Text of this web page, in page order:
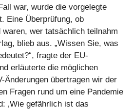
war, wurde die vorgelegte
Eine Überprüfung, ob
waren, wer tatsächlich teilnahm
blieb aus. „Wissen Sie, was
fragte der EU-
erläuterte die möglichen
Änderungen übertragen wir der
Fragen rund um eine Pandemie
‚Wie gefährlich ist das